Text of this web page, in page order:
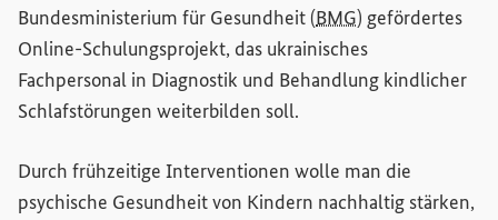
Bundesministerium für Gesundheit (BMG) gefördertes
Online-Schulungsprojekt, das ukrainisches
Fachpersonal in Diagnostik und Behandlung kindlicher
Schlafstörungen weiterbilden soll.
Durch frühzeitige Interventionen wolle man die
psychische Gesundheit von Kindern nachhaltig stärken,